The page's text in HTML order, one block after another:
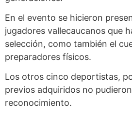
En el evento se hicieron
jugadores vallecaucanos que
selección, como también el
preparadores físicos.
Los otros cinco deportistas,
previos adquiridos no
reconocimiento.